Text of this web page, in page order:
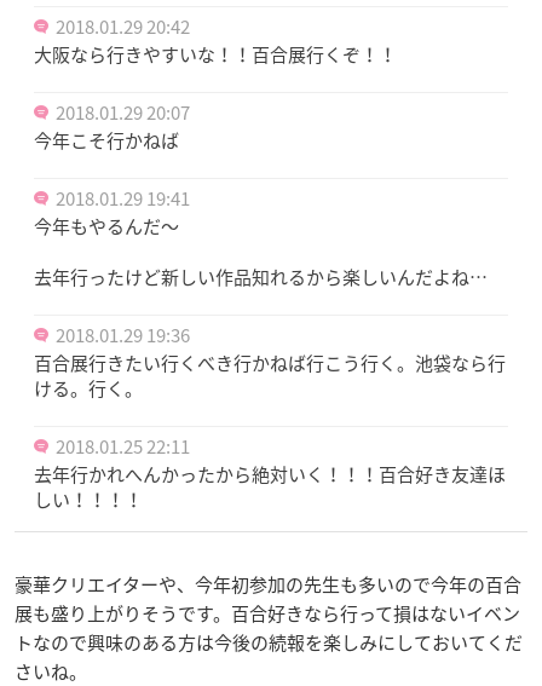
2018.01.29 20:42
大阪なら行きやすいな！！百合展行くぞ！！
2018.01.29 20:07
今年こそ行かねば
2018.01.29 19:41
今年もやるんだ〜
去年行ったけど新しい作品知れるから楽しいんだよね…
2018.01.29 19:36
百合展行きたい行くべき行かねば行こう行く。池袋なら行
ける。行く。
2018.01.25 22:11
去年行かれへんかったから絶対いく！！！百合好き友達ほ
しい！！！！
豪華クリエイターや、今年初参加の先生も多いので今年の百合
展も盛り上がりそうです。百合好きなら行って損はないイベン
トなので興味のある方は今後の続報を楽しみにしておいてくだ
さいね。